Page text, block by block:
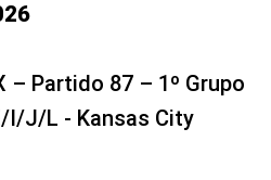
– Partido 87 – 1º Grupo
I/J/L - Kansas City